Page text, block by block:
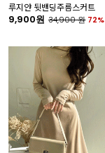
루지얀 뒷밴딩주름스커트
9,900원 34,900원 72%